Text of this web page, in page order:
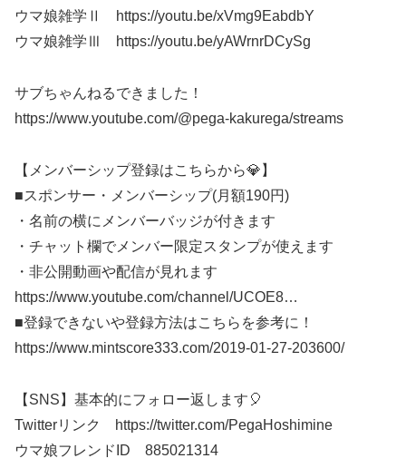
ウマ娘雑学Ⅱ https://youtu.be/xVmg9EabdbY
ウマ娘雑学Ⅲ https://youtu.be/yAWrnrDCySg
サブちゃんねるできました！
https://www.youtube.com/@pega-kakurega/streams
【メンバーシップ登録はこちらから💎】
■スポンサー・メンバーシップ(月額190円)
・名前の横にメンバーバッジが付きます
・チャット欄でメンバー限定スタンプが使えます
・非公開動画や配信が見れます
https://www.youtube.com/channel/UCOE8​​​…
■登録できないや登録方法はこちらを参考に！
https://www.mintscore333.com/2019-01-27-203600/
【SNS】基本的にフォロー返します🎈
Twitterリンク https://twitter.com/PegaHoshimine
ウマ娘フレンドID 885021314